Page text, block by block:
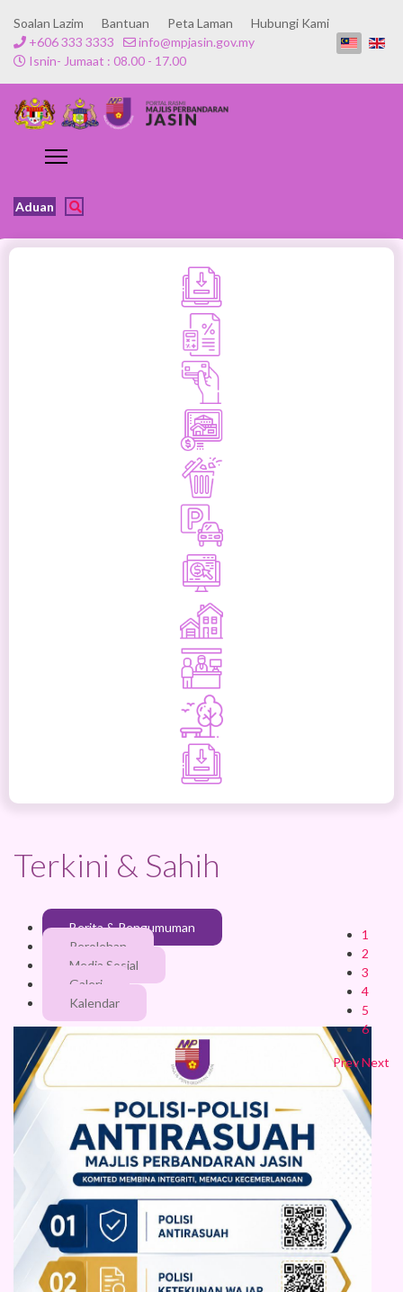
Soalan Lazim Bantuan Peta Laman
Hubungi Kami
+606 333 3333
info@mpjasin.gov.my
Isnin- Jumaat : 08.00 - 17.00
Aduan
Terkini & Sahih
Berita & Pengumuman
Perolehan
Media Sosial
Galeri
Kalendar
1
2
3
4
5
6
PrevNext